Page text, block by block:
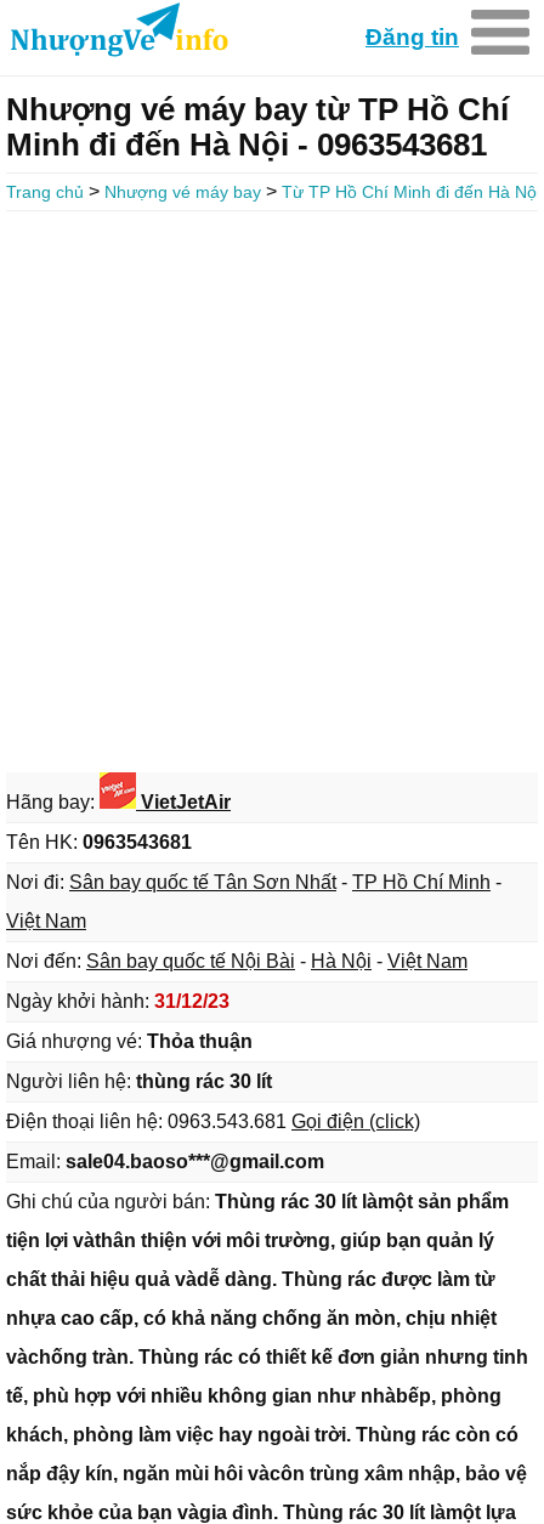
Đăng tin
Nhượng vé máy bay từ TP Hồ Chí
Minh đi đến Hà Nội - 0963543681
Trang chủ > Nhượng vé máy bay > Từ TP Hồ Chí Minh đi đến Hà Nội
Hãng bay:
VietJetAir
Tên HK: 0963543681
Nơi đi: Sân bay quốc tế Tân Sơn Nhất- TP Hồ Chí Minh -
Việt Nam
Nơi đến: Sân bay quốc tế Nội Bài - Hà Nội - Việt Nam
Ngày khởi hành: 31/12/23
Giá nhượng vé: Thỏa thuận
Người liên hệ: thùng rác 30 lít
Điện thoại liên hệ: 0963.543.681 Gọi điện (click)
Email: sale04.baoso***@gmail.com
Ghi chú của người bán: Thùng rác 30 lít làmột sản phẩm
tiện lợi vàthân thiện với môi trường, giúp bạn quản lý
chất thải hiệu quả vàdễ dàng. Thùng rác được làm từ
nhựa cao cấp, có khả năng chống ăn mòn, chịu nhiệt
vàchống tràn. Thùng rác có thiết kế đơn giản nhưng tinh
tế, phù hợp với nhiều không gian như nhàbếp, phòng
khách, phòng làm việc hay ngoài trời. Thùng rác còn có
nắp đậy kín, ngăn mùi hôi vàcôn trùng xâm nhập, bảo vệ
sức khỏe của bạn vàgia đình. Thùng rác 30 lít làmột lựa